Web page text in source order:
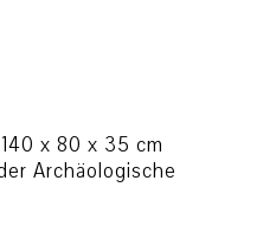
x 80 x 35 cm
Archäologische